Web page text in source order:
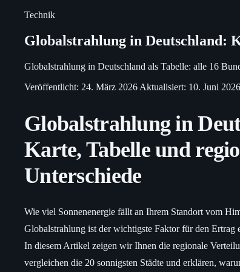
Technik
Globalstrahlung in Deutschland:
Globalstrahlung in Deutschland als Tabelle: alle 16
Veröffentlicht: 24. März 2026 Aktualisiert: 10. Juni 2026
Globalstrahlung in
Karte, Tabelle und
Unterschiede
Wie viel Sonnenenergie fällt an Ihrem Standort vom
Globalstrahlung ist der wichtigste Faktor für den Ertrag
In diesem Artikel zeigen wir Ihnen die regionale
vergleichen die 20 sonnigsten Städte und erklären,